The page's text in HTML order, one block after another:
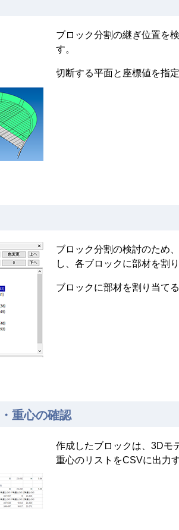
ブロック分割の継ぎ位置を
す。
切断する平面と座標値を指
ブロック分割の検討のため
し、各ブロックに部材を割
ブロックに部材を割り当て
重心の確認
作成したブロックは、3Dモ
重心のリストをCSVに出力